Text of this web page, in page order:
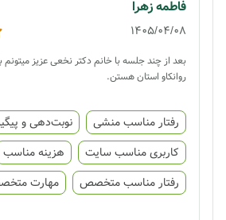
فاطمه زهرا
1405/04/08
بعد از چند جلسه با خانم دکتر نخعی عزیز
روانکاو استان هستن.
رفتار مناسب منشی
نوبت‌دهی و
کاربری مناسب سایت
هزینه مناسب
رفتار مناسب متخصص
مهارت